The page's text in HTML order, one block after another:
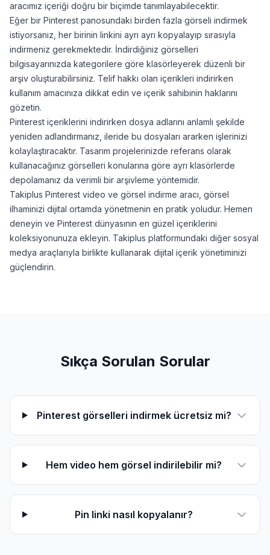
aracımız içeriği doğru bir biçimde tanımlayabilecektir.
Eğer bir Pinterest panosundaki birden fazla görseli indirmek
istiyorsanız, her birinin linkini ayrı ayrı kopyalayıp sırasıyla
indirmeniz gerekmektedir. İndirdiğiniz görselleri
bilgisayarınızda kategorilere göre klasörleyerek düzenli bir
arşiv oluşturabilirsiniz. Telif hakkı olan içerikleri indirirken
kullanım amacınıza dikkat edin ve içerik sahibinin haklarını
gözetin.
Pinterest içeriklerini indirirken dosya adlarını anlamlı şekilde
yeniden adlandırmanız, ileride bu dosyaları ararken işlerinizi
kolaylaştıracaktır. Tasarım projelerinizde referans olarak
kullanacağınız görselleri konularına göre ayrı klasörlerde
depolamanız da verimli bir arşivleme yöntemidir.
Takiplus Pinterest video ve görsel indirme aracı, görsel
ilhaminizi dijital ortamda yönetmenin en pratik yoludur. Hemen
deneyin ve Pinterest dünyasının en güzel içeriklerini
koleksiyonunuza ekleyin. Takiplus platformundaki diğer sosyal
medya araçlarıyla birlikte kullanarak dijital içerik yönetiminizi
güçlendirin.
Sıkça Sorulan Sorular
Pinterest görselleri indirmek ücretsiz mi?
Hem video hem görsel indirilebilir mi?
Pin linki nasıl kopyalanır?